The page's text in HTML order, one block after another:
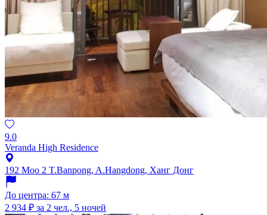
9.0
Veranda High Residence
192 Moo 2 T.Banpong, A.Hangdong, Ханг Донг
До центра: 67 м
2 934 ₽ за 2 чел., 5 ночей